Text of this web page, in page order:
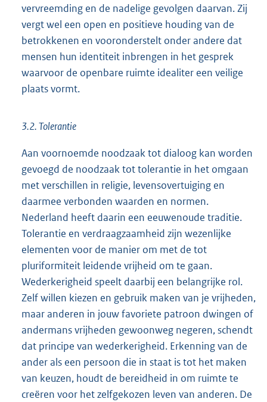
vervreemding en de nadelige gevolgen daarvan. Zij
vergt wel een open en positieve houding van de
betrokkenen en vooronderstelt onder andere dat
mensen hun identiteit inbrengen in het gesprek
waarvoor de openbare ruimte idealiter een veilige
plaats vormt.
3.2. Tolerantie
Aan voornoemde noodzaak tot dialoog kan worden
gevoegd de noodzaak tot tolerantie in het omgaan
met verschillen in religie, levensovertuiging en
daarmee verbonden waarden en normen.
Nederland heeft daarin een eeuwenoude traditie.
Tolerantie en verdraagzaamheid zijn wezenlijke
elementen voor de manier om met de tot
pluriformiteit leidende vrijheid om te gaan.
Wederkerigheid speelt daarbij een belangrijke rol.
Zelf willen kiezen en gebruik maken van je vrijheden,
maar anderen in jouw favoriete patroon dwingen of
andermans vrijheden gewoonweg negeren, schendt
dat principe van wederkerigheid. Erkenning van de
ander als een persoon die in staat is tot het maken
van keuzen, houdt de bereidheid in om ruimte te
creëren voor het zelfgekozen leven van anderen. De